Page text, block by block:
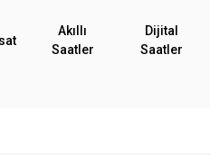
Akıllı
Saatler
Dijital
Saatler